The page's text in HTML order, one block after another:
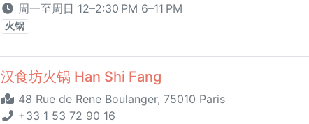
周一至周日 12–2:30 PM 6–11 PM
火锅
汉食坊火锅 Han Shi Fang
48 Rue de Rene Boulanger, 75010 Paris
+33 1 53 72 90 16